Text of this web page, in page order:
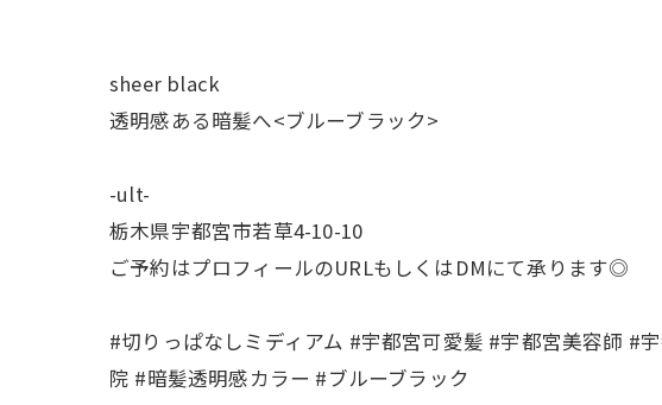
sheer black
透明感ある暗髪へ<ブルーブラック>
-ult-
栃木県宇都宮市若草4-10-10
ご予約はプロフィールのURLもしくはDMにて承ります◎
#切りっぱなしミディアム #宇都宮可愛髪 #宇都宮美容師 #
院 #暗髪透明感カラー #ブルーブラック